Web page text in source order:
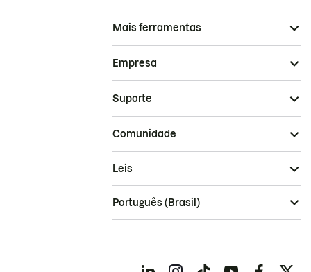
Mais ferramentas
Empresa
Suporte
Comunidade
Leis
Português (Brasil)